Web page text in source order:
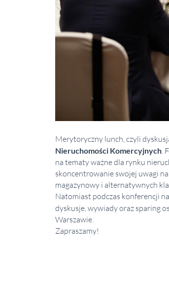
Merytoryczny lunch, czyli
Nieruchomości Komercyjnych .
na tematy ważne dla rynku
skoncentrowanie swojej uwagi
magazynowy i alternatywnych
Natomiast podczas konferencji
dyskusje, wywiady oraz sparing
Warszawie.
Zapraszamy!